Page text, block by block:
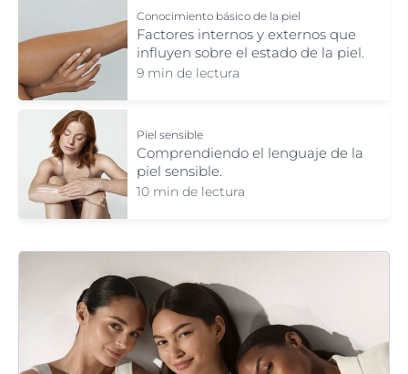
Conocimiento básico de la piel
Factores internos y externos que
influyen sobre el estado de la piel.
9 min de lectura
Piel sensible
Comprendiendo el lenguaje de la
piel sensible.
10 min de lectura